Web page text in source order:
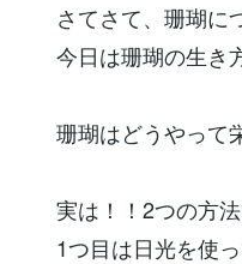
さてさて、珊瑚に
今日は珊瑚の生き
珊瑚はどうやって
実は！！2つの方
1つ目は日光を使